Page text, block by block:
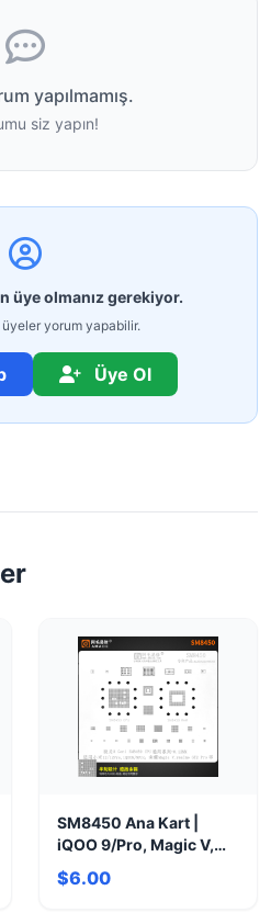
yapılmamış.
siz yapın!
üye olmanız gerekiyor.
üyeler yorum yapabilir.
Üye Ol
SM8450 Ana Kart |
iQOO 9/Pro, Magic V,
GT2 Pro Performans
Çözümü
$6.00